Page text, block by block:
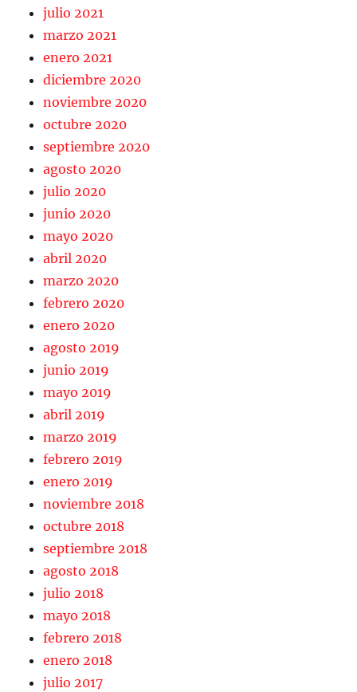
julio 2021
marzo 2021
enero 2021
diciembre 2020
noviembre 2020
octubre 2020
septiembre 2020
agosto 2020
julio 2020
junio 2020
mayo 2020
abril 2020
marzo 2020
febrero 2020
enero 2020
agosto 2019
junio 2019
mayo 2019
abril 2019
marzo 2019
febrero 2019
enero 2019
noviembre 2018
octubre 2018
septiembre 2018
agosto 2018
julio 2018
mayo 2018
febrero 2018
enero 2018
julio 2017